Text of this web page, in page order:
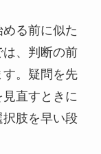
る前に似た
、判断の前
。疑問を先
直すときに
肢を早い段